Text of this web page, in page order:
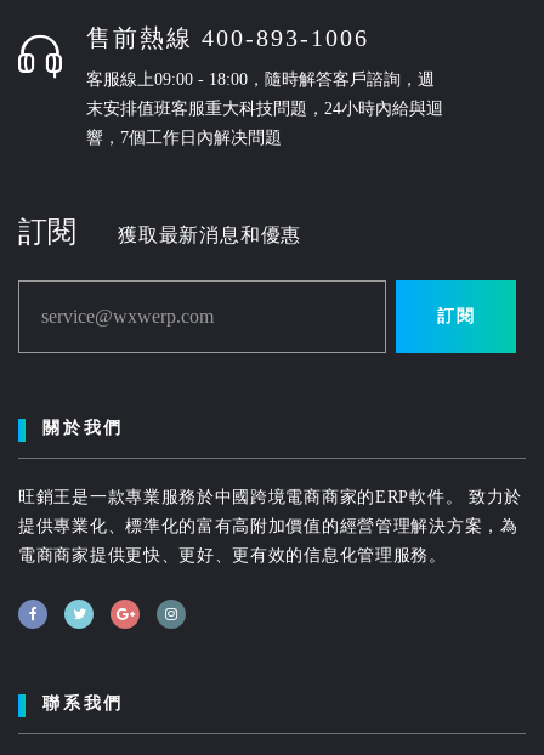
售前熱線 400-893-1006
客服線上09:00 - 18:00，隨時解答客戶諮詢，週
末安排值班客服重大科技問題，24小時內給與迴
響，7個工作日內解决問題
訂閱 獲取最新消息和優惠
service@wxwerp.com 訂閱
關於我們
旺銷王是一款專業服務於中國跨境電商商家的ERP軟件。 致力於
提供專業化、標準化的富有高附加價值的經營管理解決方案，為
電商商家提供更快、更好、更有效的信息化管理服務。
聯系我們